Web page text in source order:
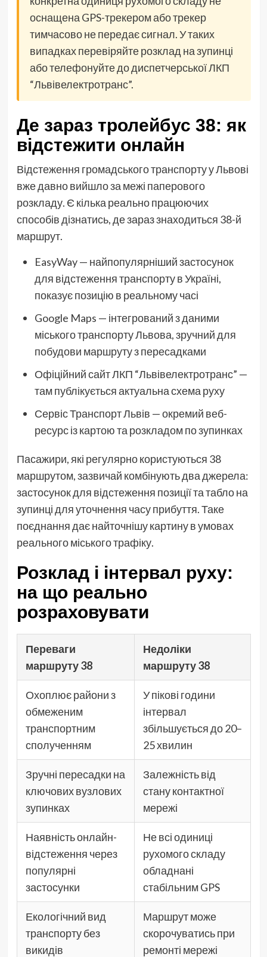
оснащена GPS-трекером або трекер
тимчасово не передає сигнал. У таких
випадках перевіряйте розклад на зупинці
або телефонуйте до диспетчерської ЛКП
“Львівелектротранс”.
Де зараз тролейбус 38: як
відстежити онлайн
Відстеження громадського транспорту у Львові
вже давно вийшло за межі паперового
розкладу. Є кілька реально працюючих
способів дізнатись, де зараз знаходиться 38-й
маршрут.
EasyWay — найпопулярніший застосунок
для відстеження транспорту в Україні,
показує позицію в реальному часі
Google Maps — інтегрований з даними
міського транспорту Львова, зручний для
побудови маршруту з пересадками
Офіційний сайт ЛКП “Львівелектротранс” —
там публікується актуальна схема руху
Сервіс Транспорт Львів — окремий веб-
ресурс із картою та розкладом по зупинках
Пасажири, які регулярно користуються 38
маршрутом, зазвичай комбінують два джерела:
застосунок для відстеження позиції та табло на
зупинці для уточнення часу прибуття. Таке
поєднання дає найточнішу картину в умовах
реального міського трафіку.
Розклад і інтервал руху:
на що реально
розраховувати
Переваги
маршруту 38
Недоліки
маршруту 38
Охоплює райони з
обмеженим
транспортним
сполученням
У пікові години
інтервал
збільшується до 20–
25 хвилин
Зручні пересадки на
ключових вузлових
зупинках
Залежність від
стану контактної
мережі
Наявність онлайн-
відстеження через
популярні
застосунки
Не всі одиниці
рухомого складу
обладнані
стабільним GPS
Екологічний вид
транспорту без
викидів
Маршрут може
скорочуватись при
ремонті мережі